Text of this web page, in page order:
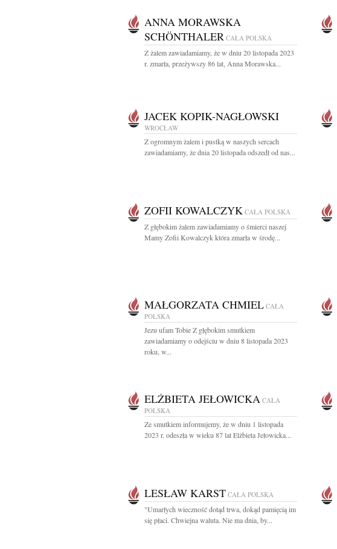
ANNA MORAWSKA
SCHÖNTHALER CAŁA POLSKA
Z żalem zawiadamiamy, że w dniu 20 listopada 2023
r. zmarła, przeżywszy 86 lat, Anna Morawska...
JACEK KOPIK-NAGŁOWSKI
WROCŁAW
Z ogromnym żalem i pustką w naszych sercach
zawiadamiamy, że dnia 20 listopada odszedł od nas...
ZOFII KOWALCZYK CAŁA POLSKA
Z głębokim żalem zawiadamiamy o śmierci naszej
Mamy Zofii Kowalczyk która zmarła w środę...
MAŁGORZATA CHMIEL CAŁA
POLSKA
Jezu ufam Tobie Z głębokim smutkiem
zawiadamiamy o odejściu w dniu 8 listopada 2023
roku, w...
ELŻBIETA JEŁOWICKA CAŁA
POLSKA
Ze smutkiem informujemy, że w dniu 1 listopada
2023 r. odeszła w wieku 87 lat Elżbieta Jełowicka...
LESŁAW KARST CAŁA POLSKA
"Umarłych wieczność dotąd trwa, dokąd pamięcią im
się płaci. Chwiejna waluta. Nie ma dnia, by...